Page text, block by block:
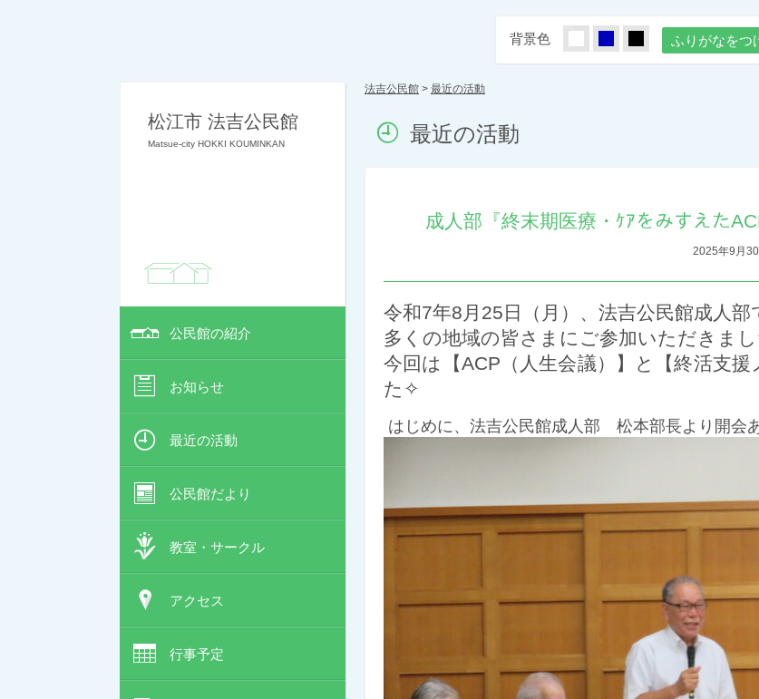
松江市 法吉公民館
Matsue-city HOKKI KOUMINKAN
公民館の紹介
お知らせ
最近の活動
公民館だより
教室・サークル
アクセス
行事予定
背景色 ふりがなをつ
法吉公民館 > 最近の活動
最近の活動
成人部『終末期医療・ｹｱをみすえた
2025年9月30
令和7年8月25日（月）、法吉公民館成人
多くの地域の皆さまにご参加いただきまし
今回は【ACP（人生会議）】と【終活支
た✧
はじめに、法吉公民館成人部 松本部長より開会